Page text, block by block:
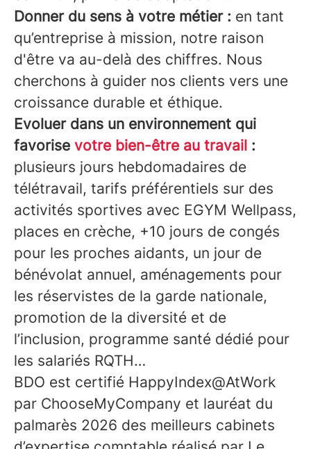
Donner du sens à votre métier : en tant
qu’entreprise à mission, notre raison
d'être va au-delà des chiffres. Nous
cherchons à guider nos clients vers une
croissance durable et éthique.
Evoluer dans un environnement qui
favorise votre bien-être au travail :
plusieurs jours hebdomadaires de
télétravail, tarifs préférentiels sur des
activités sportives avec EGYM Wellpass,
places en crèche, +10 jours de congés
pour les proches aidants, un jour de
bénévolat annuel, aménagements pour
les réservistes de la garde nationale,
promotion de la diversité et de
l’inclusion, programme santé dédié pour
les salariés RQTH…
BDO est certifié HappyIndex@AtWork
par ChooseMyCompany et lauréat du
palmarès 2026 des meilleurs cabinets